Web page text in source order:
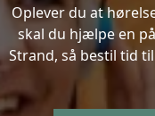
Oplever du at
skal du hjælpe en
Strand, så bestil tid